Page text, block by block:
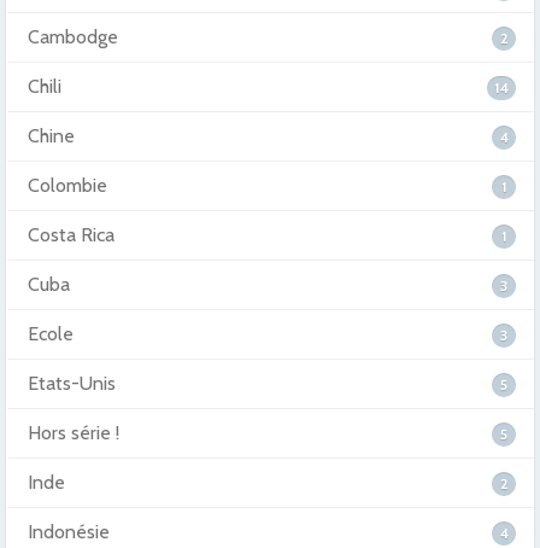
Cambodge 2
Chili 14
Chine 4
Colombie 1
Costa Rica 1
Cuba 3
Ecole 3
Etats-Unis 5
Hors série ! 5
Inde 2
Indonésie 4